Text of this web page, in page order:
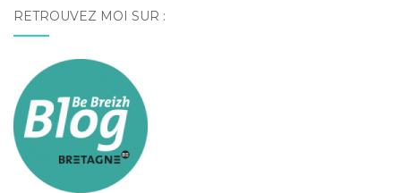
RETROUVEZ MOI SUR :